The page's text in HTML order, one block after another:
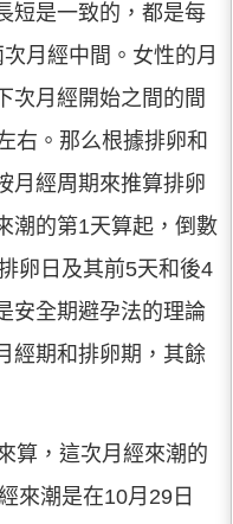
短是一致的，都是每
月經中間。女性的月
次月經開始之間的間
右。那么根據排卵和
月經周期來推算排卵
潮的第1天算起，倒數
卵日及其前5天和後4
安全期避孕法的理論
經期和排卵期，其餘
算，這次月經來潮的
來潮是在10月29日